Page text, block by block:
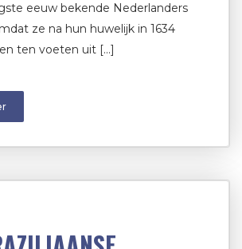
eeuw bekende Nederlanders
ze na hun huwelijk in 1634
ten voeten uit […]